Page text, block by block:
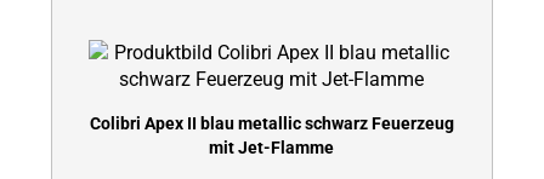
Colibri Apex II blau metallic schwarz Feuerzeug
mit Jet-Flamme